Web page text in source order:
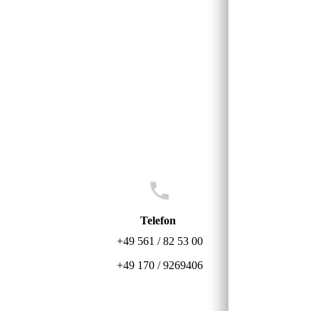
Telefon
+49 561 / 82 53 00
+49 170 / 9269406